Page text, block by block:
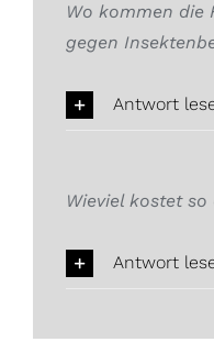
Wo kommen die
gegen
Antwort
Wieviel kostet
Antwort